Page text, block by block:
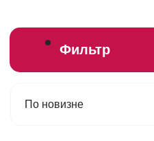
Фильтр
По новизне